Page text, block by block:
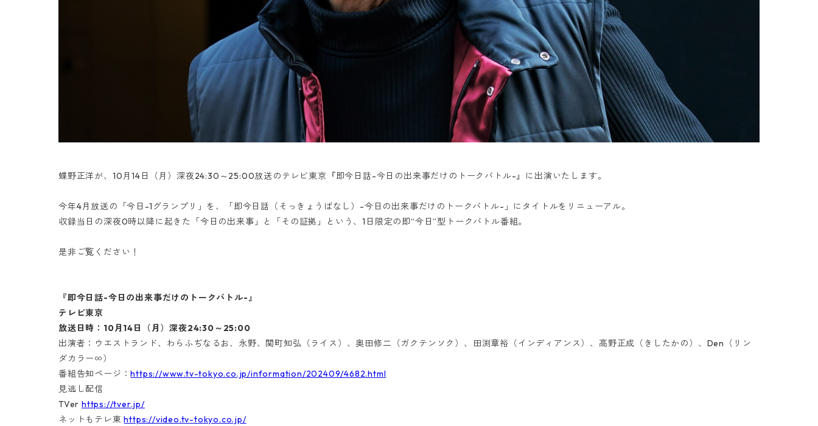
蝶野正洋が、10月14日（月）深夜24:30～25:00放送のテレビ東京『即今日話-今日の出来事だけのトークバトル-』に出演いたします。
今年4月放送の「今日-1グランプリ」を、「即今日話（そっきょうばなし）-今日の出来事だけのトークバトル-」にタイトルをリニューアル。
収録当日の深夜0時以降に起きた「今日の出来事」と「その証拠」という、1日限定の即“今日”型トークバトル番組。
是非ご覧ください！
『即今日話-今日の出来事だけのトークバトル-』
テレビ東京
放送日時：10月14日（月）深夜24:30～25:00
出演者：ウエストランド、わらふぢなるお、永野、関町知弘（ライス）、奥田修二（ガクテンソク）、田渕章裕（インディアンス）、高野正成（きしたかの）、Den（リン
ダカラー∞）
番組告知ページ：https://www.tv-tokyo.co.jp/information/202409/4682.html
見逃し配信
TVer https://tver.jp/
ネットもテレ東https://video.tv-tokyo.co.jp/